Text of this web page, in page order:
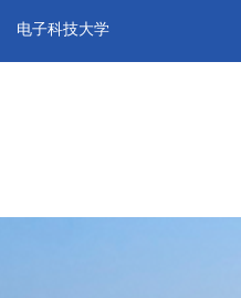
电子科技大学